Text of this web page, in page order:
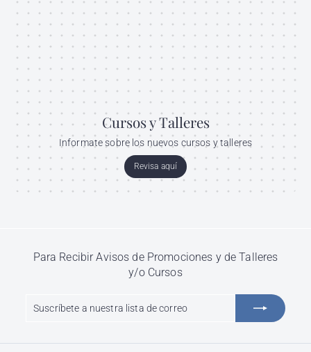
Cursos y Talleres
Informate sobre los nuevos cursos y talleres
Revisa aquí
Para Recibir Avisos de Promociones y de Talleres
y/o Cursos
lista